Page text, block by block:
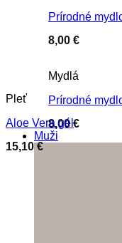
Prírodné
8,00 €
Mydlá
Prírodné
8,00€
Muži
Pleť
Aloe Vera gél
15,10€